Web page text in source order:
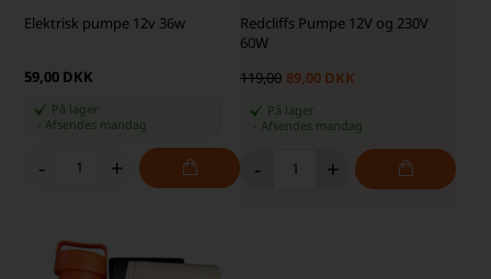
Elektrisk pumpe 12v 36w
59,00 DKK
På lager
Afsendes mandag
- +
Redcliffs Pumpe 12V og 230V
60W
119,00 89,00 DKK
På lager
Afsendes mandag
- +